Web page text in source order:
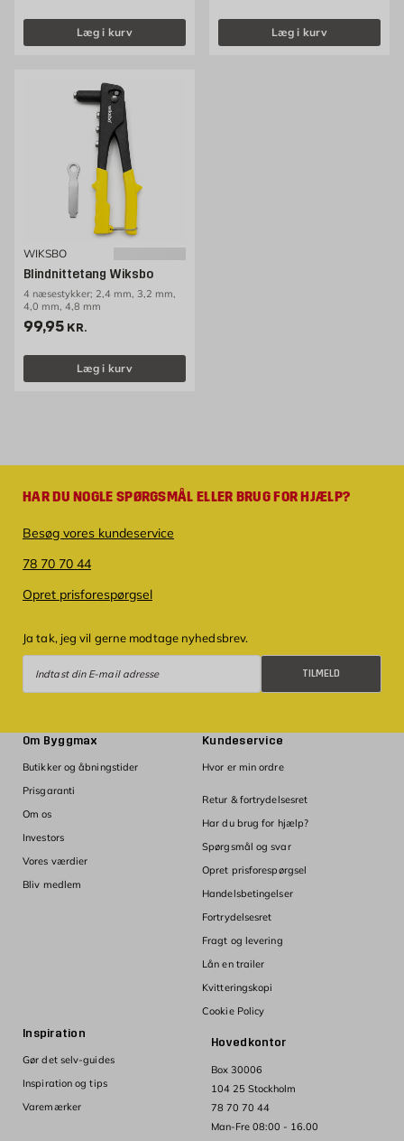
Læg i kurv Læg i kurv
WIKSBO
Blindnittetang Wiksbo
4 næsestykker; 2,4 mm, 3,2 mm,
4,0 mm, 4,8 mm
Pris 99.95 kr. /stk
99,95 KR.
Læg i kurv
HAR DU NOGLE SPØRGSMÅL ELLER BRUG FOR HJÆLP?
Besøg vores kundeservice
78 70 70 44
Opret prisforespørgsel
Ja tak, jeg vil gerne modtage nyhedsbrev.
TILMELD
Hovedkontor
Box 30006
104 25 Stockholm
78 70 70 44
Man-Fre 08:00 - 16.00
Om Byggmax
Butikker og åbningstider
Prisgaranti
Om os
Investors
Vores værdier
Bliv medlem
Kundeservice
Hvor er min ordre
Retur & fortrydelsesret
Har du brug for hjælp?
Spørgsmål og svar
Opret prisforespørgsel
Handelsbetingelser
Fortrydelsesret
Fragt og levering
Lån en trailer
Kvitteringskopi
Cookie Policy
Inspiration
Gør det selv-guides
Inspiration og tips
Varemærker